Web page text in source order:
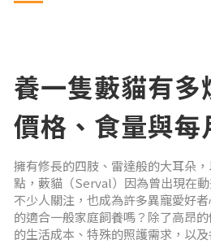
各地法律規定對多數國家而言，私人
養一隻藪貓有多
價格、食量與每
公開
擁有修長的四肢、雷達般的大耳朵
點，藪貓（Serval）因為曾出現在
不少人關注，也成為許多異寵愛好
的適合一般家庭飼養嗎？除了高昂
的生活成本、特殊的照護需求，以